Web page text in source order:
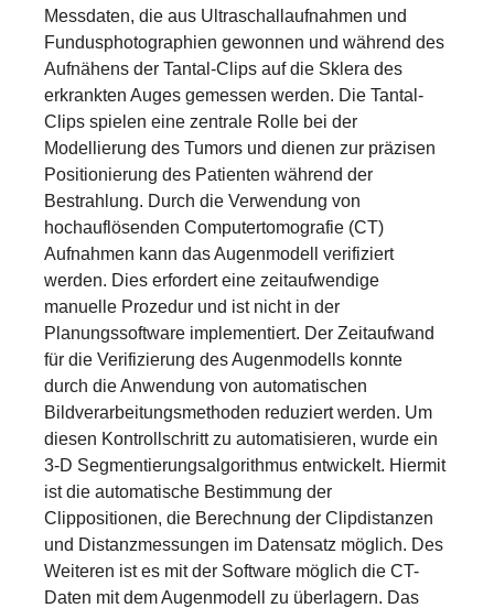
Messdaten, die aus Ultraschallaufnahmen und
Fundusphotographien gewonnen und während des
Aufnähens der Tantal-Clips auf die Sklera des
erkrankten Auges gemessen werden. Die Tantal-
Clips spielen eine zentrale Rolle bei der
Modellierung des Tumors und dienen zur präzisen
Positionierung des Patienten während der
Bestrahlung. Durch die Verwendung von
hochauflösenden Computertomografie (CT)
Aufnahmen kann das Augenmodell verifiziert
werden. Dies erfordert eine zeitaufwendige
manuelle Prozedur und ist nicht in der
Planungssoftware implementiert. Der Zeitaufwand
für die Verifizierung des Augenmodells konnte
durch die Anwendung von automatischen
Bildverarbeitungsmethoden reduziert werden. Um
diesen Kontrollschritt zu automatisieren, wurde ein
3-D Segmentierungsalgorithmus entwickelt. Hiermit
ist die automatische Bestimmung der
Clippositionen, die Berechnung der Clipdistanzen
und Distanzmessungen im Datensatz möglich. Des
Weiteren ist es mit der Software möglich die CT-
Daten mit dem Augenmodell zu überlagern. Das